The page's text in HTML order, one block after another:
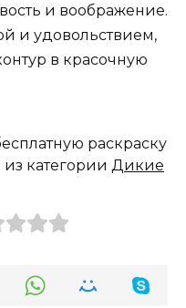
и воображение.
и удовольствием,
в красочную
раскраску
категории Дикие